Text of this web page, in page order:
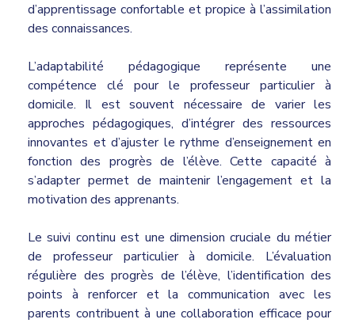
d’apprentissage confortable et propice à l’assimilation
des connaissances.
L’adaptabilité pédagogique représente une
compétence clé pour le professeur particulier à
domicile. Il est souvent nécessaire de varier les
approches pédagogiques, d’intégrer des ressources
innovantes et d’ajuster le rythme d’enseignement en
fonction des progrès de l’élève. Cette capacité à
s’adapter permet de maintenir l’engagement et la
motivation des apprenants.
Le suivi continu est une dimension cruciale du métier
de professeur particulier à domicile. L’évaluation
régulière des progrès de l’élève, l’identification des
points à renforcer et la communication avec les
parents contribuent à une collaboration efficace pour